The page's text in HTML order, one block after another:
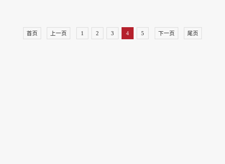
首页 上一页 1 2 3 4 5 下一页 尾页